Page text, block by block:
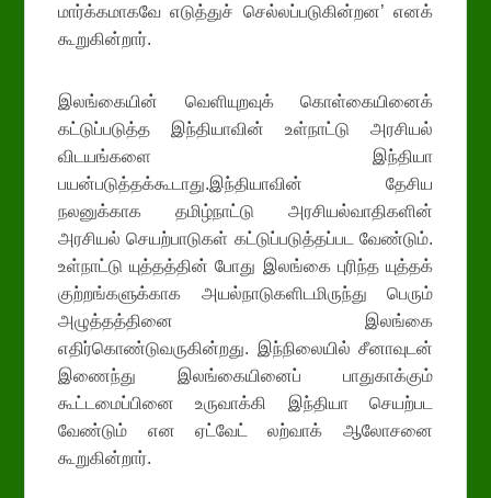
மார்க்கமாகவே எடுத்துச் செல்லப்படுகின்றன’ எனக்
கூறுகின்றார்.
இலங்கையின் வெளியுறவுக் கொள்கையினைக்
கட்டுப்படுத்த இந்தியாவின் உள்நாட்டு அரசியல்
விடயங்களை இந்தியா
பயன்படுத்தக்கூடாது.இந்தியாவின் தேசிய
நலனுக்காக தமிழ்நாட்டு அரசியல்வாதிகளின்
அரசியல் செயற்பாடுகள் கட்டுப்படுத்தப்பட வேண்டும்.
உள்நாட்டு யுத்தத்தின் போது இலங்கை புரிந்த யுத்தக்
குற்றங்களுக்காக அயல்நாடுகளிடமிருந்து பெரும்
அழுத்தத்தினை இலங்கை
எதிர்கொண்டுவருகின்றது. இந்நிலையில் சீனாவுடன்
இணைந்து இலங்கையினைப் பாதுகாக்கும்
கூட்டமைப்பினை உருவாக்கி இந்தியா செயற்பட
வேண்டும் என ஏட்வேட் லற்வாக் ஆலோசனை
கூறுகின்றார்.